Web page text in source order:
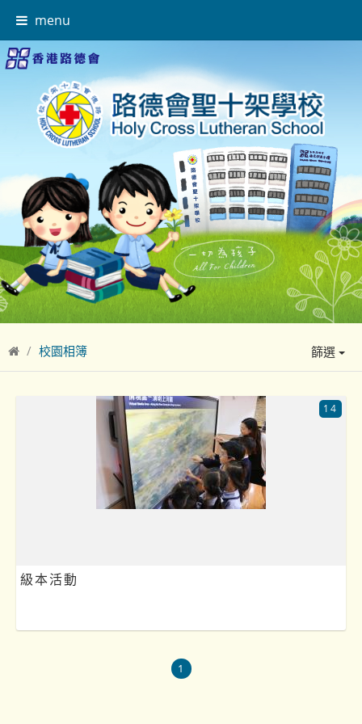
menu
校園相簿 篩選
級本活動
14
1